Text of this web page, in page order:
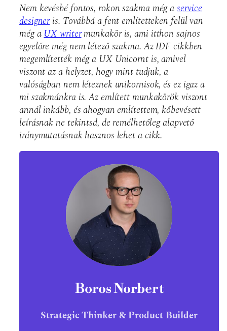
Nem kevésbé fontos, rokon szakma még aservice
designeris. Továbbá a fent említetteken felül van
még aUX writermunkakör is, ami itthon sajnos
egyelőre még nem létező szakma. Az IDF cikkben
megemlítették még a UX Unicornt is, amivel
viszont az a helyzet, hogy mint tudjuk, a
valóságban nem léteznek unikornisok, és ez igaz a
mi szakmánkra is. Az említett munkakörök viszont
annál inkább, és ahogyan említettem, kőbevésett
leírásnak ne tekintsd, de remélhetőleg alapvető
iránymutatásnak hasznos lehet a cikk.
Boros Norbert
Strategic Thinker & Product Builder